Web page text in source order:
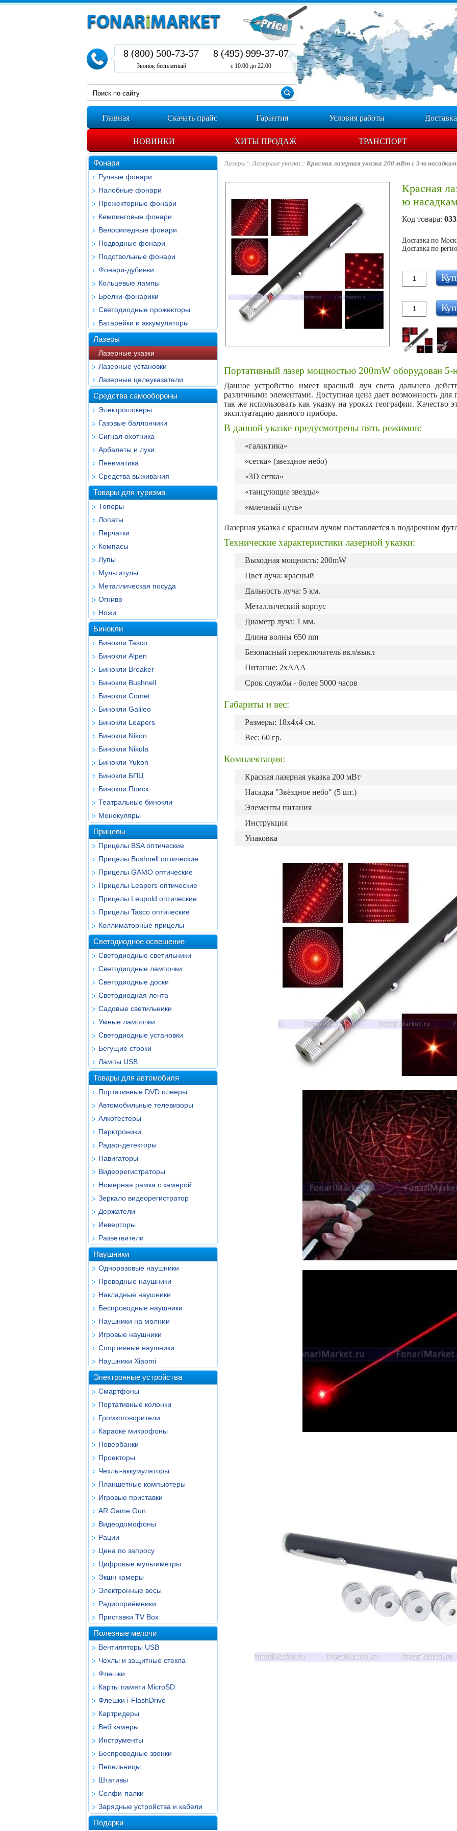
8 (800) 500-73-57
Звонок бесплатный
8 (495) 999-37-07
с 10:00 до 22:00
Главная Скачать прайс Гарантия Условия работы Доставка
НОВИНКИ ХИТЫ ПРОДАЖ ТРАНСПОРТ
Фонари
Ручные фонари
Налобные фонари
Прожекторные фонари
Кемпинговые фонари
Велосипедные фонари
Подводные фонари
Подствольные фонари
Фонари-дубинки
Кольцевые лампы
Брелки-фонарики
Светодиодные прожекторы
Батарейки и аккумуляторы
Лазеры
Лазерные указки
Лазерные установки
Лазерные целеуказатели
Средства самообороны
Электрошокеры
Газовые баллончики
Сигнал охотника
Арбалеты и луки
Пневматика
Средства выживания
Товары для туризма
Топоры
Лопаты
Перчатки
Компасы
Лупы
Мультитулы
Металлическая посуда
Огниво
Ножи
Бинокли
Бинокли Tasco
Бинокли Alpen
Бинокли Breaker
Бинокли Bushnell
Бинокли Comet
Бинокли Galileo
Бинокли Leapers
Бинокли Nikon
Бинокли Nikula
Бинокли Yukon
Бинокли БПЦ
Бинокли Поиск
Театральные бинокли
Монокуляры
Прицелы
Прицелы BSA оптические
Прицелы Bushnell оптические
Прицелы GAMO оптические
Прицелы Leapers оптические
Прицелы Leupold оптические
Прицелы Tasco оптические
Коллиматорные прицелы
Светодиодное освещение
Светодиодные светильники
Светодиодные лампочки
Светодиодные доски
Светодиодная лента
Садовые светильники
Умные лампочки
Светодиодные установки
Бегущие строки
Лампы USB
Товары для автомобиля
Портативные DVD плееры
Автомобильные телевизоры
Алкотестеры
Парктроники
Радар-детекторы
Навигаторы
Видеорегистраторы
Номерная рамка с камерой
Зеркало видеорегистратор
Держатели
Инверторы
Разветвители
Наушники
Одноразовые наушники
Проводные наушники
Накладные наушники
Беспроводные наушники
Наушники на молнии
Игровые наушники
Спортивные наушники
Наушники Xiaomi
Электронные устройства
Смартфоны
Портативные колонки
Громкоговорители
Караоке микрофоны
Повербанки
Проекторы
Чехлы-аккумуляторы
Планшетные компьютеры
Игровые приставки
AR Game Gun
Видеодомофоны
Рации
Цена по запросу
Цифровые мультиметры
Экшн камеры
Электронные весы
Радиоприёмники
Приставки TV Box
Полезные мелочи
Вентиляторы USB
Чехлы и защитные стекла
Флешки
Карты памяти MicroSD
Флешки i-FlashDrive
Картридеры
Веб камеры
Инструменты
Беспроводные звонки
Пепельницы
Штативы
Селфи-палки
Зарядные устройства и кабели
Подарки
Лазеры Лазерные указки Красная лазерная указка 200 мВт с 5-ю
Красная
ю
Код товара:
Доставка по
Доставка по
Портативный лазер мощностью 200mW оборудован 5-
Данное устройство имеет красный луч света дальнего
различными элементами. Доступная цена дает возможность для
так же использовать как указку на уроках географии. Качество
эксплуатацию данного прибора.
В данной указке предусмотрены пять режимов:
«галактика»
«сетка» (звездное небо)
«3D сетка»
«танцующие звезды»
«млечный путь»
Лазерная указка с красным лучом поставляется в подарочном
Технические характеристики лазерной указки:
Выходная мощность: 200mW
Цвет луча: красный
Дальность луча: 5 км.
Металлический корпус
Диаметр луча: 1 мм.
Длина волны 650 nm
Безопасный переключатель вкл/выкл
Питание: 2хААА
Срок службы - более 5000 часов
Габариты и вес:
Размеры: 18х4х4 см.
Вес: 60 гр.
Комплектация:
Красная лазерная указка 200 мВт
Насадка "Звёздное небо" (5 шт.)
Элементы питания
Инструкция
Упаковка